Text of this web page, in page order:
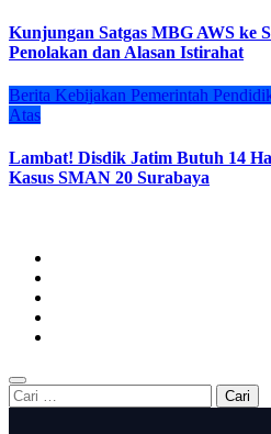
Kunjungan Satgas MBG AWS ke
Penolakan dan Alasan Istirahat
Berita Kebijakan Pemerintah
Atas
Lambat! Disdik Jatim Butuh 14
Kasus SMAN 20 Surabaya
Cari
untuk: